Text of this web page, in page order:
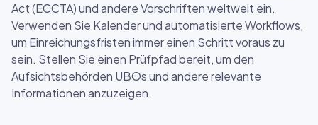
Act (ECCTA) und andere Vorschriften weltweit ein.
Verwenden Sie Kalender und automatisierte Workflows,
um Einreichungsfristen immer einen Schritt voraus zu
sein. Stellen Sie einen Prüfpfad bereit, um den
Aufsichtsbehörden UBOs und andere relevante
Informationen anzuzeigen.